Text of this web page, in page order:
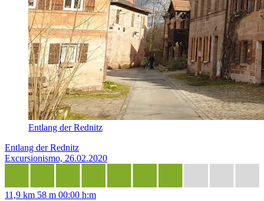
Entlang der Rednitz
Entlang der Rednitz
Excursionismo, 26.02.2020
11,9 km 58 m 00:00 h:m